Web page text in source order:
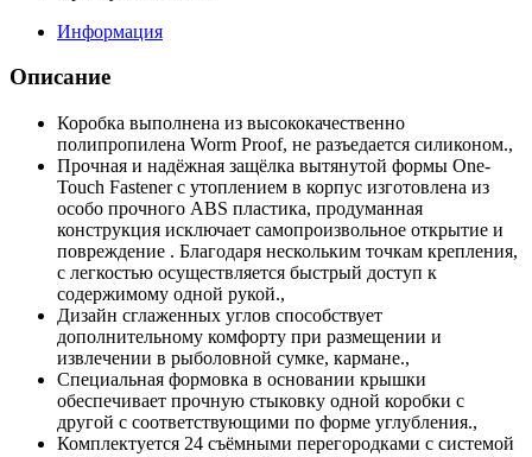
Информация
Описание
Коробка выполнена из высококачественно
полипропилена Worm Proof, не разъедается силиконом.,
Прочная и надёжная защёлка вытянутой формы One-
Touch Fastener с утоплением в корпус изготовлена из
особо прочного ABS пластика, продуманная
конструкция исключает самопроизвольное открытие и
повреждение . Благодаря нескольким точкам крепления,
с легкостью осуществляется быстрый доступ к
содержимому одной рукой.,
Дизайн сглаженных углов способствует
дополнительному комфорту при размещении и
извлечении в рыболовной сумке, кармане.,
Специальная формовка в основании крышки
обеспечивает прочную стыковку одной коробки с
другой с соответствующими по форме углубления.,
Комплектуется 24 съёмными перегородками с системой